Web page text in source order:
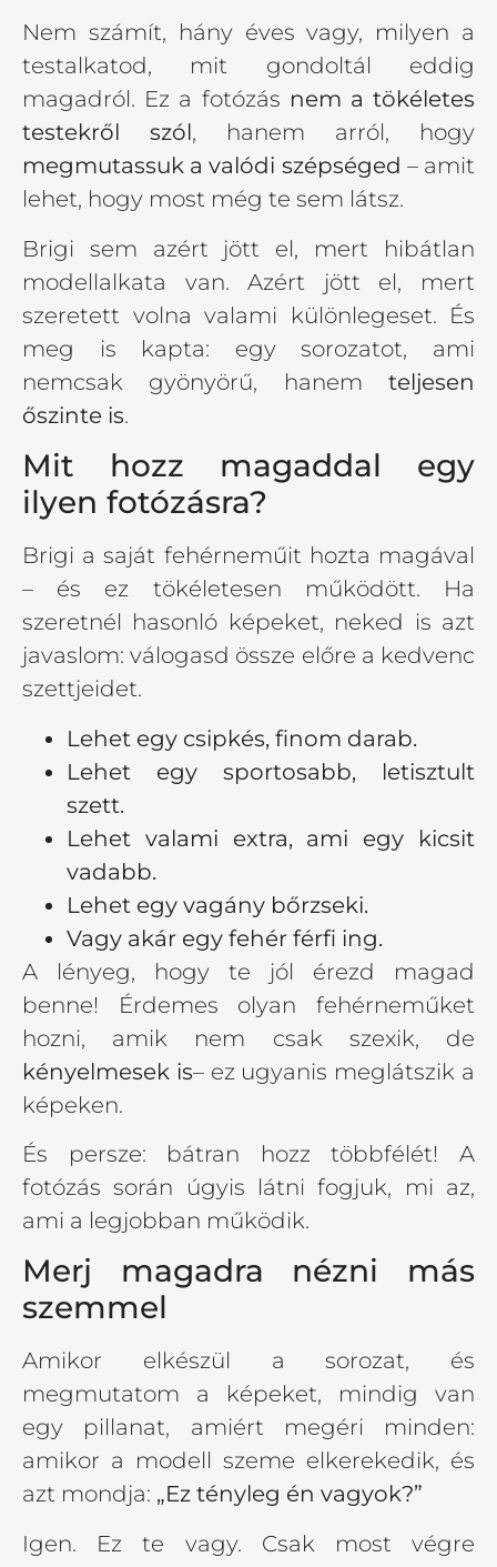
Nem számít, hány éves vagy, milyen a
testalkatod, mit gondoltál eddig
magadról. Ez a fotózás nem a tökéletes
testekről szól, hanem arról, hogy
megmutassuk a valódi szépséged – amit
lehet, hogy most még te sem látsz.
Brigi sem azért jött el, mert hibátlan
modellalkata van. Azért jött el, mert
szeretett volna valami különlegeset. És
meg is kapta: egy sorozatot, ami
nemcsak gyönyörű, hanem teljesen
őszinte is.
Mit hozz magaddal egy
ilyen fotózásra?
Brigi a saját fehérneműit hozta magával
– és ez tökéletesen működött. Ha
szeretnél hasonló képeket, neked is azt
javaslom: válogasd össze előre a kedvenc
szettjeidet.
Lehet egy csipkés, finom darab.
Lehet egy sportosabb, letisztult
szett.
Lehet valami extra, ami egy kicsit
vadabb.
Lehet egy vagány bőrzseki.
Vagy akár egy fehér férfi ing.
A lényeg, hogy te jól érezd magad
benne! Érdemes olyan fehérneműket
hozni, amik nem csak szexik, de
kényelmesek is– ez ugyanis meglátszik a
képeken.
És persze: bátran hozz többfélét! A
fotózás során úgyis látni fogjuk, mi az,
ami a legjobban működik.
Merj magadra nézni más
szemmel
Amikor elkészül a sorozat, és
megmutatom a képeket, mindig van
egy pillanat, amiért megéri minden:
amikor a modell szeme elkerekedik, és
azt mondja: „Ez tényleg én vagyok?”
Igen. Ez te vagy. Csak most végre